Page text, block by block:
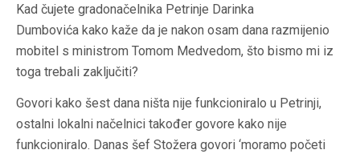
Kad čujete gradonačelnika Petrinje Darinka
Dumbovića kako kaže da je nakon osam dana razmijenio
mobitel s ministrom Tomom Medvedom, što bismo mi iz
toga trebali zaključiti?
Govori kako šest dana ništa nije funkcioniralo u Petrinji,
ostalni lokalni načelnici također govore kako nije
funkcioniralo. Danas šef Stožera govori ‘moramo početi